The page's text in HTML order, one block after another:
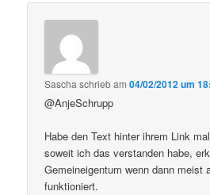
Sascha schriebam04/02/2012 um
@AnjeSchrupp
Habe den Text hinter ihrem Link
soweit ich das verstanden habe,
Gemeineigentum wenn dann meist
funktioniert.